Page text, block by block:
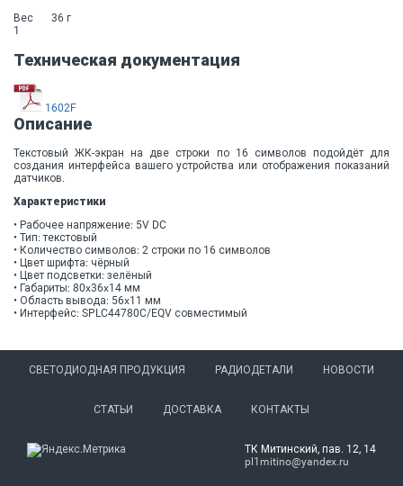
Вес
36 г
1
Техническая документация
1602F
Описание
Текстовый ЖК-экран на две строки по 16 символов подойдёт для
создания интерфейса вашего устройства или отображения показаний
датчиков.
Характеристики
• Рабочее напряжение: 5V DC
• Тип: текстовый
• Количество символов: 2 строки по 16 символов
• Цвет шрифта: чёрный
• Цвет подсветки: зелёный
• Габариты: 80x36x14 мм
• Область вывода: 56x11 мм
• Интерфейс: SPLC44780C/EQV совместимый
СВЕТОДИОДНАЯ ПРОДУКЦИЯ РАДИОДЕТАЛИ НОВОСТИ
СТАТЬИ ДОСТАВКА КОНТАКТЫ
ТК Митинский, пав. 12, 14
pl1mitino@yandex.ru